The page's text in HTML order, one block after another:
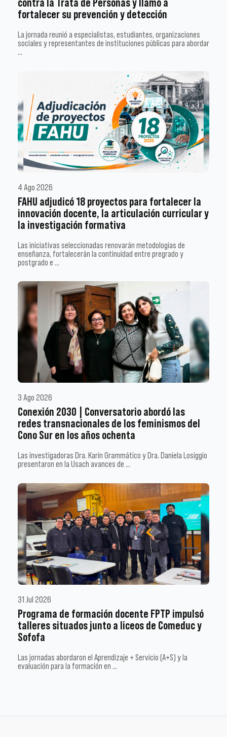
contra la Trata de Personas y llamó a
fortalecer su prevención y detección
La jornada reunió a especialistas, estudiantes, organizaciones
sociales y representantes de instituciones públicas para abordar
…
4 Ago 2026
FAHU adjudicó 18 proyectos para fortalecer la
innovación docente, la articulación curricular y
la investigación formativa
Las iniciativas seleccionadas renovarán metodologías de
enseñanza, fortalecerán la continuidad entre pregrado y
postgrado e …
3 Ago 2026
Conexión 2030 | Conversatorio abordó las
redes transnacionales de los feminismos del
Cono Sur en los años ochenta
Las investigadoras Dra. Karin Grammático y Dra. Daniela Losiggio
presentaron en la Usach avances de …
31 Jul 2026
Programa de formación docente FPTP impulsó
talleres situados junto a liceos de Comeduc y
Sofofa
Las jornadas abordaron el Aprendizaje + Servicio (A+S) y la
evaluación para la formación en …